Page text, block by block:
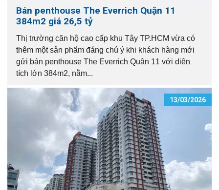
Bán penthouse The Everrich Quận 11
384m2 giá 26,5 tỷ
Thị trường căn hộ cao cấp khu Tây TP.HCM vừa có
thêm một sản phẩm đáng chú ý khi khách hàng mới
gửi bán penthouse The Everrich Quận 11 với diện
tích lớn 384m2, nằm...
13/03/2026